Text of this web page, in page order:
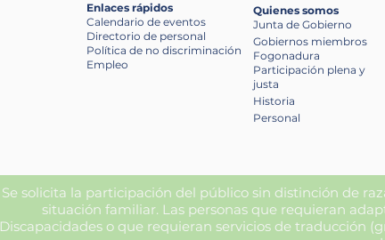
Enlaces rápidos
Calendario de eventos
Directorio de personal
Política de no discriminación
​Empleo
Quienes somos
Junta de Gobierno
Gobiernos miembros
Fogonadura
Participación plena y
justa
Historia
Personal
Se solicita la participación del público sin distinción de
situación familiar. Las personas que requieran
Discapacidades o que requieran servicios de traducción